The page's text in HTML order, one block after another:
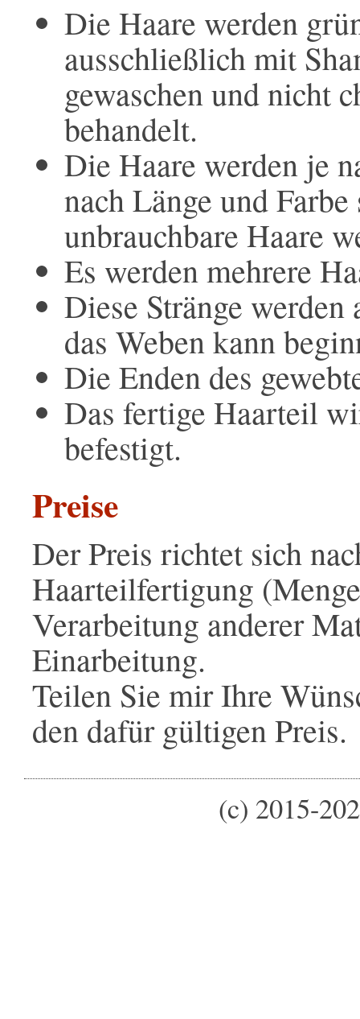
Die Haare werden
ausschließlich mit
gewaschen und nicht
behandelt.
Die Haare werden je
nach Länge und
unbrauchbare Haare
Es werden mehrere
Diese Stränge
das Weben kann
Die Enden des
Das fertige Haarteil
befestigt.
Preise
Der Preis richtet sich
Haarteilfertigung
Verarbeitung anderer
Einarbeitung.
Teilen Sie mir Ihre
den dafür gültigen Preis.
(c) 2015-